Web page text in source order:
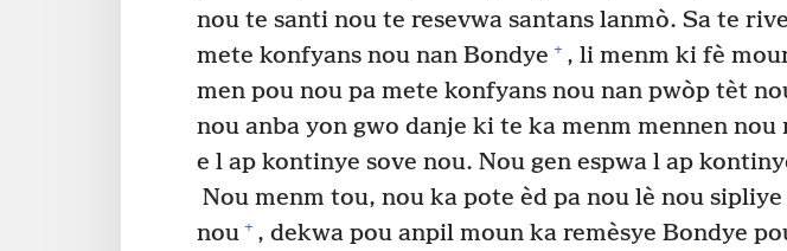
nou te santi nou te resevwa santans lanmò. Sa te
mete konfyans nou nan Bondye + , li menm ki fè
men pou nou pa mete konfyans nou nan pwòp tèt
nou anba yon gwo danje ki te ka menm mennen nou
e l ap kontinye sove nou. Nou gen espwa l ap
Nou menm tou, nou ka pote èd pa nou lè nou
nou + , dekwa pou anpil moun ka remèsye Bondye